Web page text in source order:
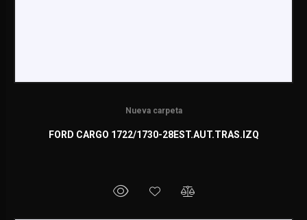
Nueva carpeta
FORD CARGO 1722/1730-28EST.AUT.TRAS.IZQ